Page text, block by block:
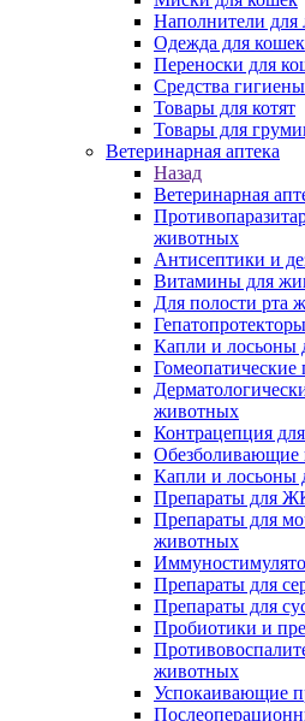
Наполнители для
Одежда для кошек
Переноски для
Средства
Товары для котят
Товары для
Ветеринарная аптека
Назад
Ветеринарная
животных
Антисептики и
Витамины для
Для полости рта
Капли и лосьоны
животных
Контрацепция
Обезболивающие
Капли и лосьоны
Препараты для
Препараты для
животных
Препараты для
Препараты для
Пробиотики и
животных
Успокаивающие